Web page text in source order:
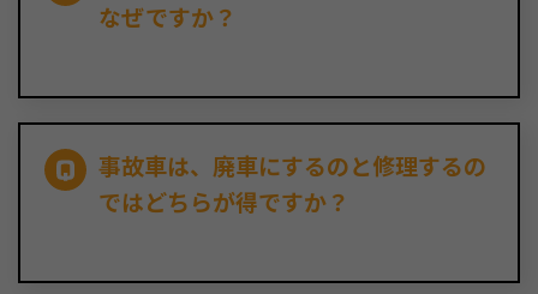
なぜですか？
事故車は、廃車にするのと修理するの
ではどちらが得ですか？